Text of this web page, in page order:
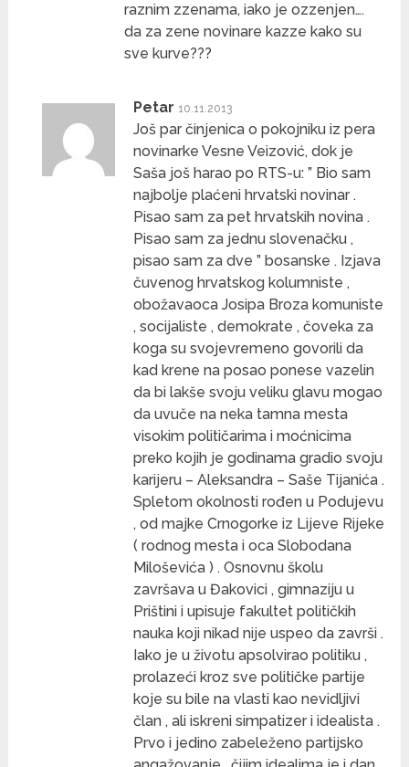
raznim zzenama, iako je ozzenjen….
da za zene novinare kazze kako su
sve kurve???
Petar 10.11.2013
Još par činjenica o pokojniku iz pera
novinarke Vesne Veizović, dok je
Saša još harao po RTS-u: ” Bio sam
najbolje plaćeni hrvatski novinar .
Pisao sam za pet hrvatskih novina .
Pisao sam za jednu slovenačku ,
pisao sam za dve ” bosanske . Izjava
čuvenog hrvatskog kolumniste ,
obožavaoca Josipa Broza komuniste
, socijaliste , demokrate , čoveka za
koga su svojevremeno govorili da
kad krene na posao ponese vazelin
da bi lakše svoju veliku glavu mogao
da uvuče na neka tamna mesta
visokim političarima i moćnicima
preko kojih je godinama gradio svoju
karijeru – Aleksandra – Saše Tijanića .
Spletom okolnosti rođen u Podujevu
, od majke Crnogorke iz Lijeve Rijeke
( rodnog mesta i oca Slobodana
Miloševića ) . Osnovnu školu
završava u Đakovici , gimnaziju u
Prištini i upisuje fakultet političkih
nauka koji nikad nije uspeo da završi .
Iako je u životu apsolvirao politiku ,
prolazeći kroz sve političke partije
koje su bile na vlasti kao nevidljivi
član , ali iskreni simpatizer i idealista .
Prvo i jedino zabeleženo partijsko